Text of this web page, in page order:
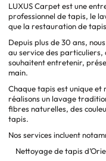
LUXUS Carpet est une
professionnel de tapis, le
que la restauration de
Depuis plus de 30 ans,
au service des particuliers,
souhaitent entretenir,
main.
Chaque tapis est unique
réalisons un lavage
fibres naturelles, des
tapis.
Nos services incluent
Nettoyage de tapis